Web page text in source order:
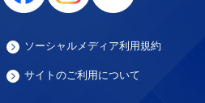
ソーシャルメディア利用規約
サイトのご利用について